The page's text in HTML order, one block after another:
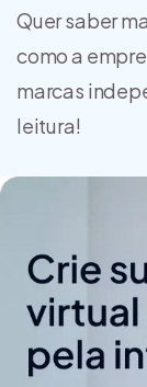
Quer saber
como a
marcas
leitura!